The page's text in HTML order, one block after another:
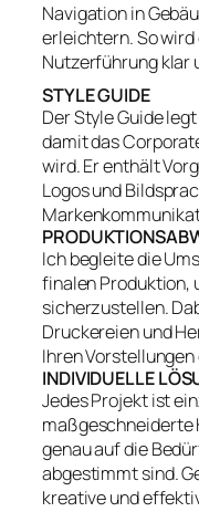
Navigation in
erleichtern. So
Nutzerführung klar
STYLE GUIDE
Der Style Guide
damit das
wird. Er enthält
Logos und
Ich begleite die
finalen Produktion,
sicherzustellen.
Druckereien und
Ihren
INDIVIDUELLE
Jedes Projekt ist
maßgeschneiderte
genau auf die
abgestimmt sind.
kreative und